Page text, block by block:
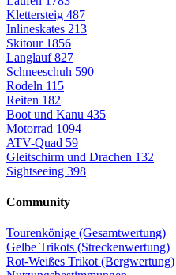
Klettersteig 487
Inlineskates 213
Skitour 1856
Langlauf827
Schneeschuh 590
Rodeln 115
Reiten 182
Boot und Kanu 435
Motorrad 1094
ATV-Quad 59
Gleitschirm und Drachen 132
Sightseeing 398
Community
Tourenkönige (Gesamtwertung)
Gelbe Trikots (Streckenwertung)
Rot-Weißes Trikot (Bergwertung)